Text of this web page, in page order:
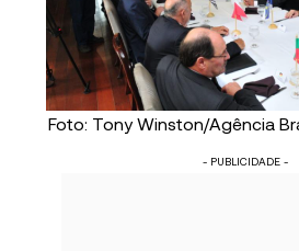
Foto: Tony Winston/Agência
- PUBLICIDADE -